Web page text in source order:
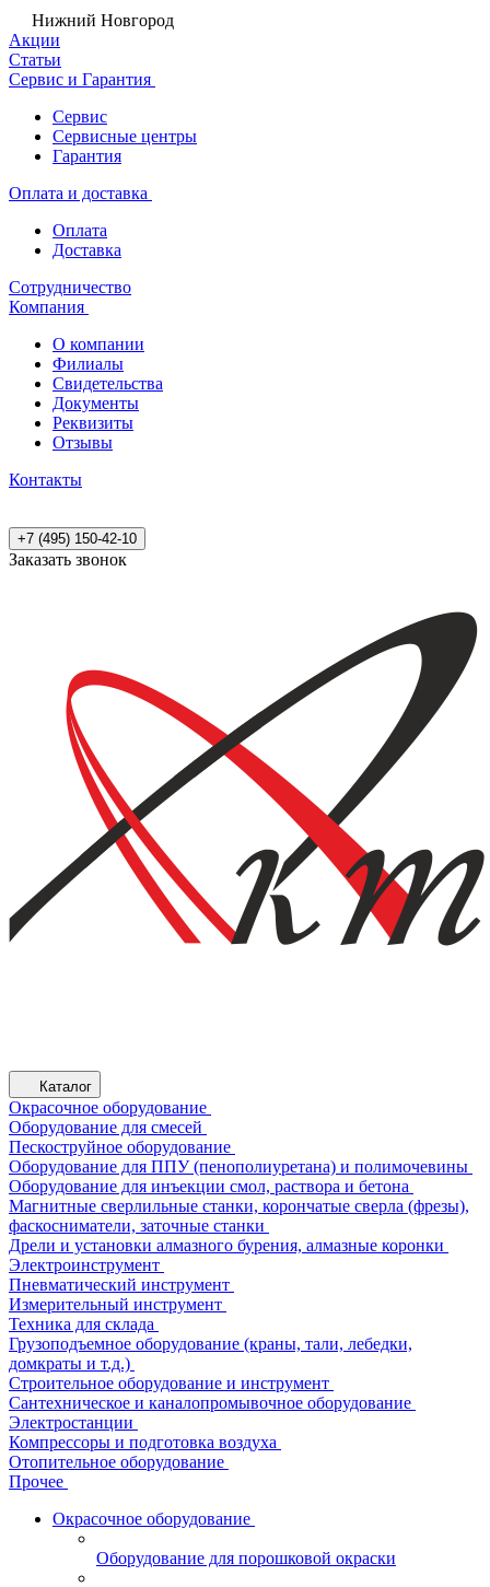
Нижний Новгород
Акции
Статьи
Сервис и Гарантия
Сервис
Сервисные центры
Гарантия
Оплата и доставка
Оплата
Доставка
Сотрудничество
Компания
О компании
Филиалы
Свидетельства
Документы
Реквизиты
Отзывы
Контакты
+7 (495) 150-42-10
Заказать звонок
Каталог
Окрасочное оборудование
Оборудование для смесей
Пескоструйное оборудование
Оборудование для ППУ (пенополиуретана) и полимочевины
Оборудование для инъекции смол, раствора и бетона
Магнитные сверлильные станки, корончатые сверла (фрезы),
фаскосниматели, заточные станки
Дрели и установки алмазного бурения, алмазные коронки
Электроинструмент
Пневматический инструмент
Измерительный инструмент
Техника для склада
Грузоподъемное оборудование (краны, тали, лебедки,
домкраты и т.д.)
Строительное оборудование и инструмент
Сантехническое и каналопромывочное оборудование
Электростанции
Компрессоры и подготовка воздуха
Отопительное оборудование
Прочее
Окрасочное оборудование
Оборудование для порошковой окраски